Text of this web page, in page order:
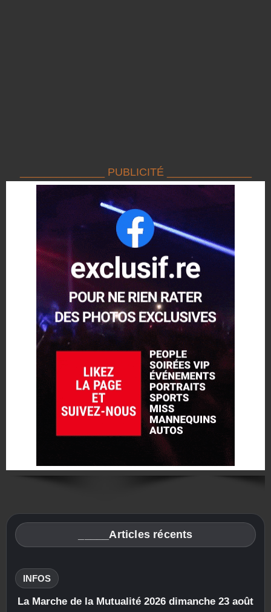
______________ PUBLICITÉ ______________
_____Articles récents
INFOS
La Marche de la Mutualité 2026 dimanche 23 août